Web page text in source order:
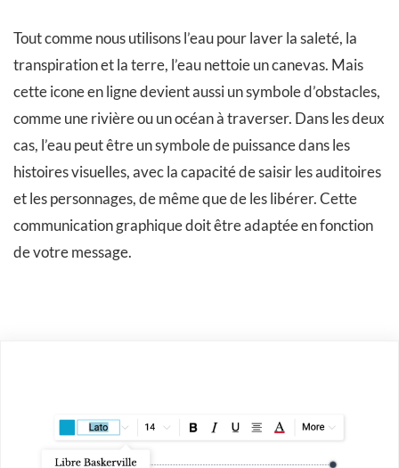
Tout comme nous utilisons l’eau pour laver la saleté, la
transpiration et la terre, l’eau nettoie un canevas. Mais
cette icone en ligne devient aussi un symbole d’obstacles,
comme une rivière ou un océan à traverser. Dans les deux
cas, l’eau peut être un symbole de puissance dans les
histoires visuelles, avec la capacité de saisir les auditoires
et les personnages, de même que de les libérer. Cette
communication graphique doit être adaptée en fonction
de votre message.